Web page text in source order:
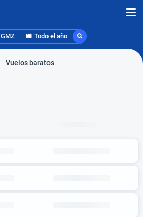
GMZ Todo el año
Vuelos baratos